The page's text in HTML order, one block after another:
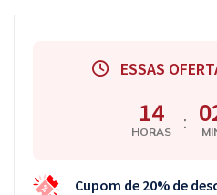
ESSAS
14
HORAS :
Cupom de 20% de